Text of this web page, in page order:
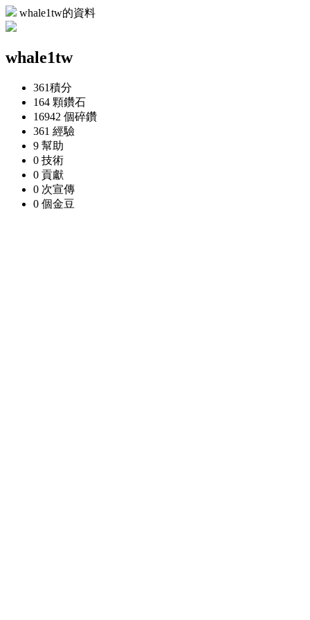
whale1tw的資料
whale1tw
361積分
164 顆鑽石
16942 個碎鑽
361 經驗
9 幫助
0 技術
0 貢獻
0 次宣傳
0 個金豆